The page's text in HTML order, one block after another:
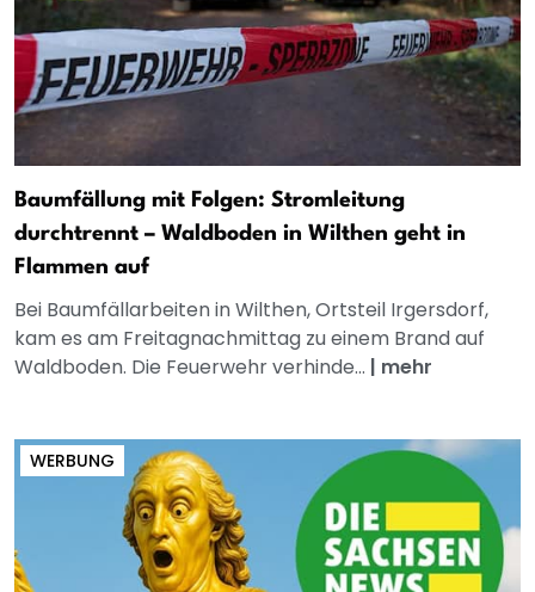
Baumfällung mit Folgen: Stromleitung
durchtrennt – Waldboden in Wilthen geht in
Flammen auf
Bei Baumfällarbeiten in Wilthen, Ortsteil Irgersdorf,
kam es am Freitagnachmittag zu einem Brand auf
Waldboden. Die Feuerwehr verhinde... | mehr
WERBUNG